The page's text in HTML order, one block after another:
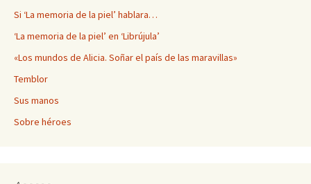
Si ‘La memoria de la piel’ hablara…
‘La memoria de la piel’ en ‘Librújula’
«Los mundos de Alicia. Soñar el país de las maravillas»
Temblor
Sus manos
Sobre héroes